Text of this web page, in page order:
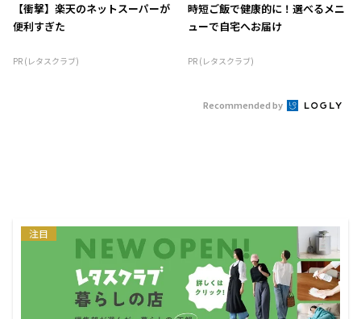
【衝撃】楽天のネットスーパーが
便利すぎた
PR (レタスクラブ)
時短ご飯で健康的に！選べるメニ
ューで自宅へお届け
PR (レタスクラブ)
Recommended by
注目